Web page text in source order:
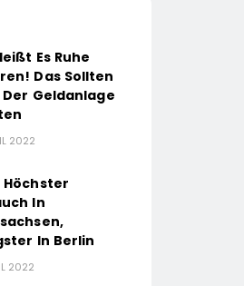
Es Ruhe
Das Sollten
Der Geldanlage
2022
Höchster
In
In Berlin
2022